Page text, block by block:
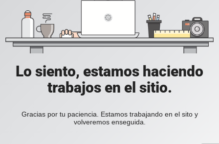
Lo siento, estamos haciendo
trabajos en el sitio.
Gracias por tu paciencia. Estamos trabajando en el sito y
volveremos enseguida.